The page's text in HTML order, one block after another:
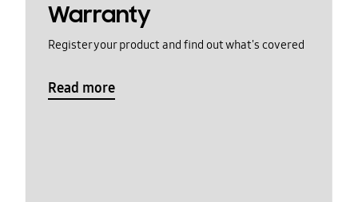
Warranty
Register your product and find out what's covered
Read more